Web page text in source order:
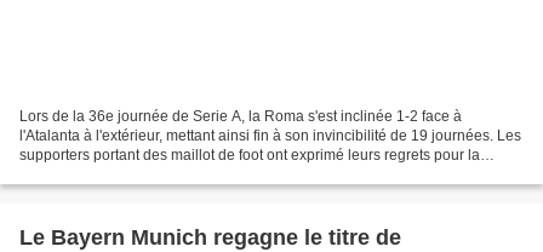
Lors de la 36e journée de Serie A, la Roma s'est inclinée 1-2 face à
l'Atalanta à l'extérieur, mettant ainsi fin à son invincibilité de 19 journées. Les
supporters portant des maillot de foot ont exprimé leurs regrets pour la
Le Bayern Munich regagne le titre de